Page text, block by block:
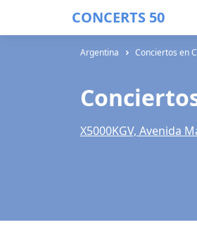
CONCERTS 50
Argentina Conciertos en
X5000KGV, Avenida